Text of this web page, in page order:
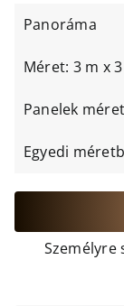
Panoráma
Méret: 3 m x
Panelek
Egyedi
Személyre